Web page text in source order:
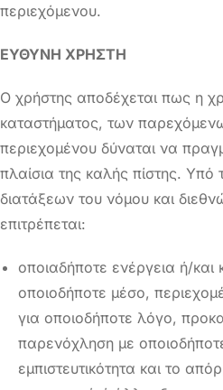
περιεχόμενου.
ΕΥΘΥΝΗ ΧΡΗΣΤΗ
Ο χρήστης αποδέχεται πως η
καταστήματος, των
περιεχομένου δύναται να
πλαίσια της καλής πίστης. Υπό
διατάξεων του νόμου και
επιτρέπεται:
οποιαδήποτε ενέργεια ή/και
οποιοδήποτε μέσο,
για οποιοδήποτε λόγο,
παρενόχληση με
εμπιστευτικότητα και το